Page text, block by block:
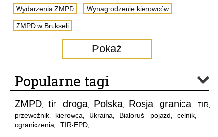
Wydarzenia ZMPD Wynagrodzenie kierowców
ZMPD w Brukseli
Pokaż
Popularne tagi
ZMPD, tir, droga, Polska, Rosja, granica, TIR,
przewoźnik, kierowca, Ukraina, Białoruś, pojazd, celnik,
ograniczenia, TIR-EPD,